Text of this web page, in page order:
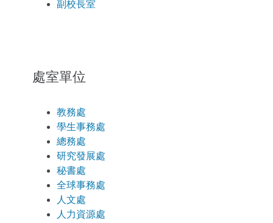
副校長室
處室單位
教務處
學生事務處
總務處
研究發展處
秘書處
全球事務處
人文處
人力資源處